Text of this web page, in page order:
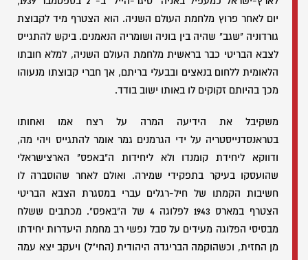
יום לאחר פרוץ מלחמת העולם השניה. הוא הצטרף מיד לקבוצת
גורדוניה "שגב" שהיה בין בוניה ושומריה הנאמנים. ביקש להתגייס
לצבא הבריטי כבר בראשית מלחמת העולם השניה, למלא חובתו
הלאומית ללחום בנאצים ובבעלי בריתם, אך חברי קבוצתו מנעוהו
מכך בהיותם זקוקים לו באותו ישוב בודד.
משקיבל את הידיעה המרה על רצח אמו ואחותו
בטראנסדנייסטריה על ידי הגרמנים גמר אומר להתגייס ויהי מה,
ודווקא ליחידת קומנדו ולא ליחידות ה"באפס" הארצישראלי
שהועסקו בעיקר בתפקידי שמירה. ואולם לאחר שהוסברה לו
חשיבות הקמתו של חיל-רגלים עברי במסגרת הצבא הבריטי
הצטרף במארס 1943 לפלוגה 4 של ה"באפס". מכתבים ששלח
מבסיסי הפלוגה מעידים על סבל נפשי רב מחמת היעדרות יחידתו
מן החזית, וכשהוקמה הבריגדה היהודית (החי"ל) ויעקב יצא עמה